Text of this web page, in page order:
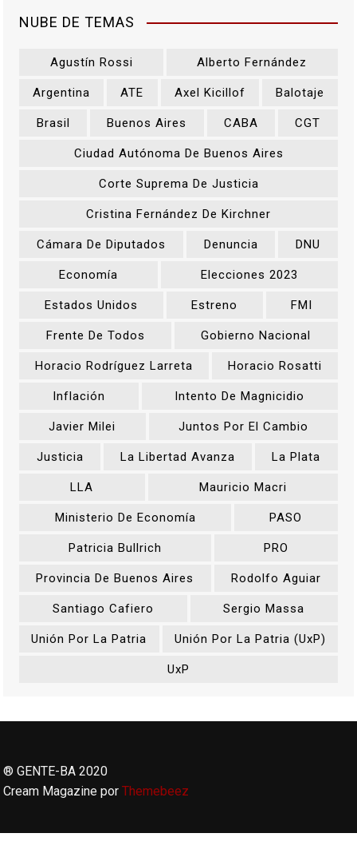
NUBE DE TEMAS
Agustín Rossi Alberto Fernández
Argentina ATE Axel Kicillof Balotaje
Brasil Buenos Aires CABA CGT
Ciudad Autónoma De Buenos Aires
Corte Suprema De Justicia
Cristina Fernández De Kirchner
Cámara De Diputados Denuncia DNU
Economía Elecciones 2023
Estados Unidos Estreno FMI
Frente De Todos Gobierno Nacional
Horacio Rodríguez Larreta Horacio Rosatti
Inflación Intento De Magnicidio
Javier Milei Juntos Por El Cambio
Justicia La Libertad Avanza La Plata
LLA Mauricio Macri
Ministerio De Economía PASO
Patricia Bullrich PRO
Provincia De Buenos Aires Rodolfo Aguiar
Santiago Cafiero Sergio Massa
Unión Por La Patria Unión Por La Patria (UxP)
UxP
® GENTE-BA 2020
Cream Magazine porThemebeez